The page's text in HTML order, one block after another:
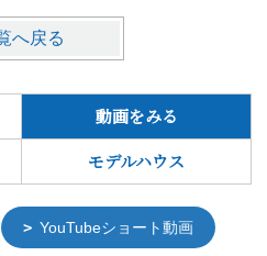
へ戻る
動画をみる
モデルハウス
YouTubeショート動画